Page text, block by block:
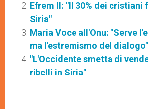
Efrem II: "Il 30% dei cristiani
Siria"
Maria Voce all'Onu: "Serve
ma l'estremismo del dialogo"
"L'Occidente smetta di
ribelli in Siria"